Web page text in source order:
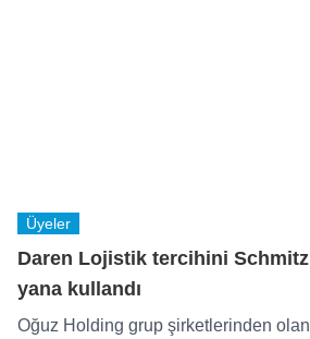
Üyeler
Daren Lojistik tercihini Schmitz
yana kullandı
Oğuz Holding grup şirketlerinden